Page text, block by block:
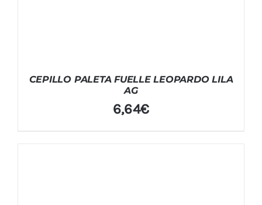
CEPILLO PALETA FUELLE LEOPARDO LILA
AG
6,64€